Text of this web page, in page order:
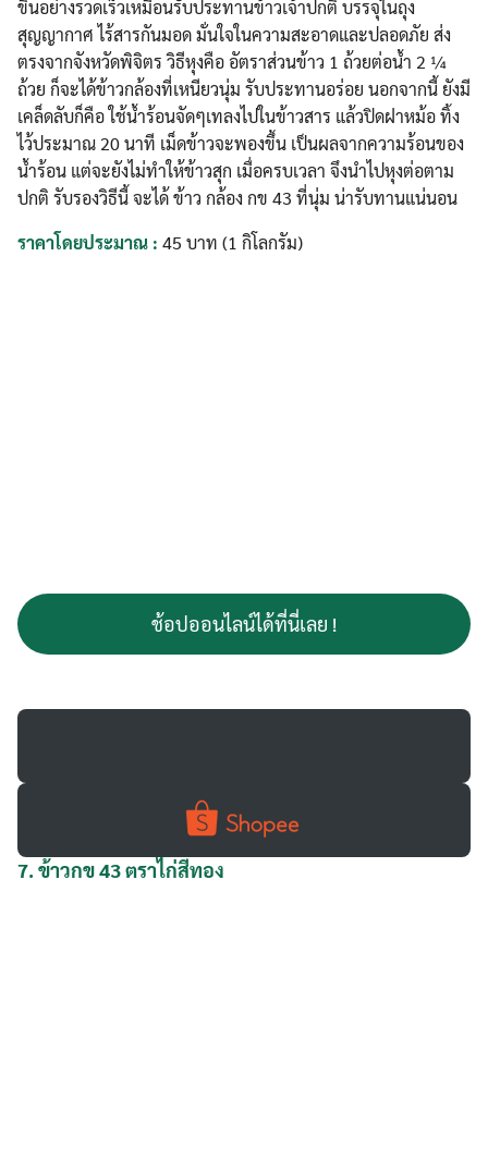
Search
for:
Search
ขึ้นอย่างรวดเร็วเหมือนรับประทานข้าวเจ้าปกติ บรรจุในถุง
สุญญากาศ ไร้สารกันมอด มั่นใจในความสะอาดและปลอดภัย ส่ง
ตรงจากจังหวัดพิจิตร วิธีหุงคือ อัตราส่วนข้าว 1 ถ้วยต่อน้ำ 2 ¼
ถ้วย ก็จะได้ข้าวกล้องที่เหนียวนุ่ม รับประทานอร่อย นอกจากนี้ ยังมี
เคล็ดลับก็คือ ใช้น้ำร้อนจัดๆเทลงไปในข้าวสาร แล้วปิดฝาหม้อ ทิ้ง
ไว้ประมาณ 20 นาที เม็ดข้าวจะพองขึ้น เป็นผลจากความร้อนของ
น้ำร้อน แต่จะยังไม่ทำให้ข้าวสุก เมื่อครบเวลา จึงนำไปหุงต่อตาม
ปกติ รับรองวิธีนี้ จะได้ ข้าว กล้อง กข 43 ที่นุ่ม น่ารับทานแน่นอน
ราคาโดยประมาณ : 45 บาท (1 กิโลกรัม)
ช้อปออนไลน์ได้ที่นี่เลย !
7. ข้าวกข 43 ตราไก่สีทอง